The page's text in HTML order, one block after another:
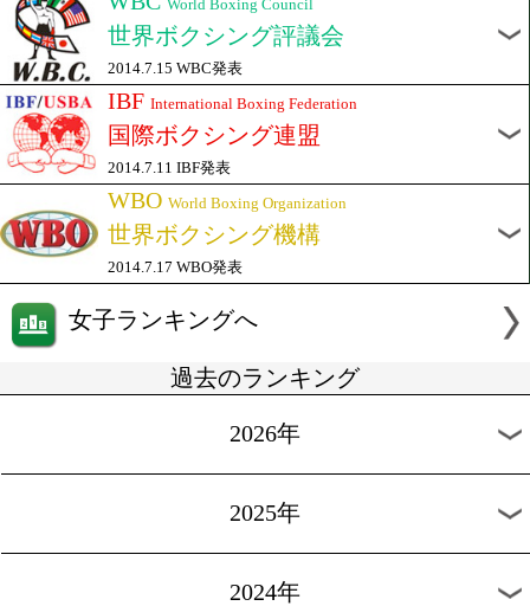
アジアパシフィック
WBAWorld Boxing Association
世界ボクシング協会
2014.7.9 WBA発表
WBC World Boxing Council
世界ボクシング評議会
IBF International Boxing Federation
国際ボクシング連盟
世界ボクシング機構
女子ランキングへ